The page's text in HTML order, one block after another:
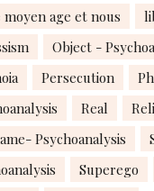
age et nous
Object -
Persecution
Real
Psychoanalysis
Superego